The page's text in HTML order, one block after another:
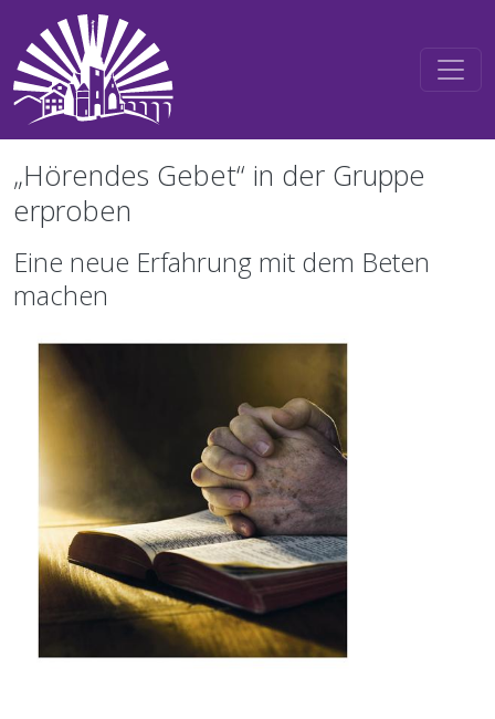
Direkt zum Inhalt
„Hörendes Gebet“ in der Gruppe
erproben
Eine neue Erfahrung mit dem Beten
machen